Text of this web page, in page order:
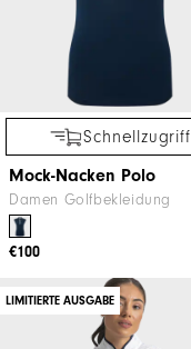
Schnellzugriff
Mock-Nacken Polo
Damen Golfbekleidung
€100
LIMITIERTE AUSGABE